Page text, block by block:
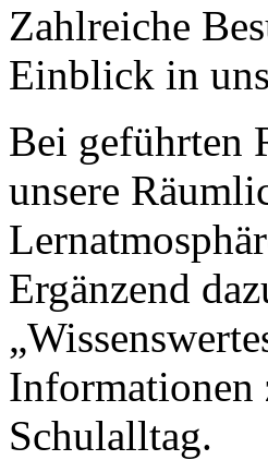
Zahlreiche
Einblick in
Bei geführten
unsere
Ergänzend
Informationen
Schulalltag.